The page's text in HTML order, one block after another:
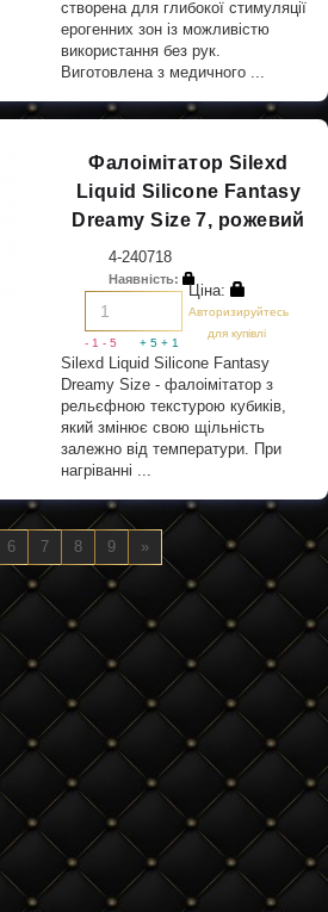
створена для глибокої стимуляції
ерогенних зон із можливістю
використання без рук.
Виготовлена з медичного ...
Фалоімітатор Silexd
Liquid Silicone Fantasy
Dreamy Size 7, рожевий
4-240718
Наявність:
+ 1
- 1 - 5 + 5
Ціна:
Авторизируйтесь
для купівлі
Silexd Liquid Silicone Fantasy
Dreamy Size - фалоімітатор з
рельєфною текстурою кубиків,
який змінює свою щільність
залежно від температури. При
нагріванні ...
6 7 8 9 »